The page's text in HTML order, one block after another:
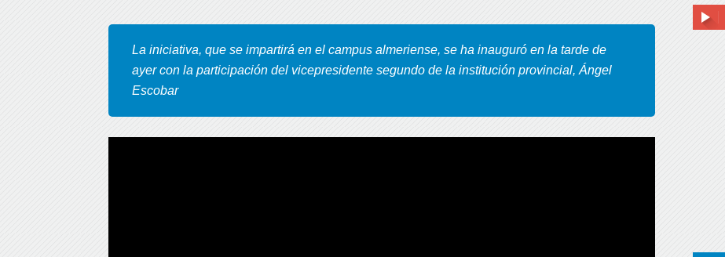
La iniciativa, que se impartirá en el campus almeriense, se ha inauguró en la tarde de
ayer con la participación del vicepresidente segundo de la institución provincial, Ángel
Escobar